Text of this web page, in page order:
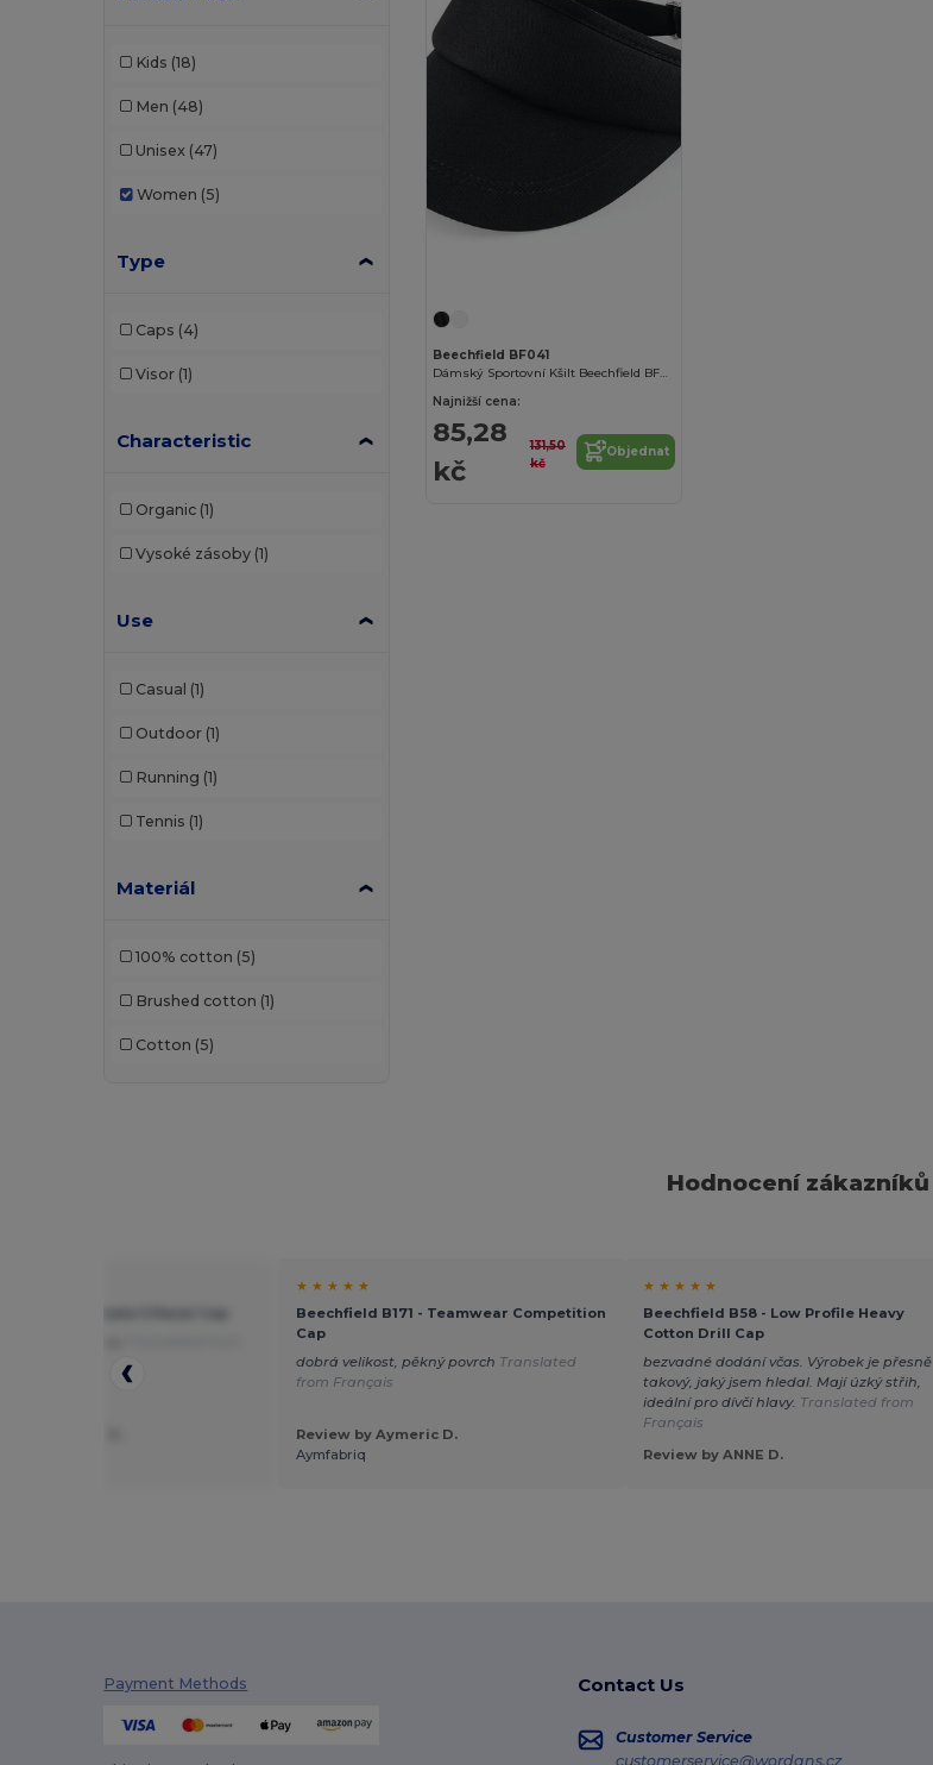
Kids (18)
Men (48)
Unisex (47)
Women (5)
Type
Caps (4)
Visor (1)
Characteristic
Organic (1)
Vysoké zásoby (1)
Use
Casual (1)
Outdoor (1)
Running (1)
Tennis (1)
Materiál
100% cotton (5)
Brushed cotton (1)
Cotton (5)
Beechfield BF041
Dámský Sportovní Kšilt Beechfield BF041
Najnižší cena:
85,28
kč
131,50
kč
Objednat
Hodnocení zákazníků
★ ★ ★ ★ ★
Beechfield B171 - Teamwear Competition
Cap
dobrá velikost, pěkný povrch Translated
from Français
Review by Aymeric D.
Aymfabriq
★ ★ ★ ★ ★
Beechfield B58 - Low Profile Heavy
Cotton Drill Cap
bezvadné dodání včas. Výrobek je přesně
takový, jaký jsem hledal. Mají úzký střih,
ideální pro dívčí hlavy. Translated from
Français
Review by ANNE D.
Payment Methods Contact Us
Customer Service
customerservice@wordans.cz